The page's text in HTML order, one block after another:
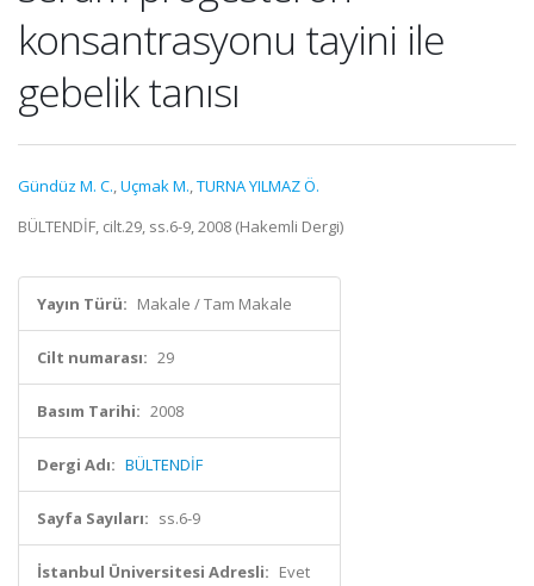
konsantrasyonu tayini ile
gebelik tanısı
Gündüz M. C.,Uçmak M.,TURNA YILMAZ Ö.
BÜLTENDİF, cilt.29, ss.6-9, 2008 (Hakemli Dergi)
Yayın Türü: Makale / Tam Makale
Cilt numarası: 29
Basım Tarihi: 2008
Dergi Adı: BÜLTENDİF
Sayfa Sayıları: ss.6-9
İstanbul Üniversitesi Adresli: Evet